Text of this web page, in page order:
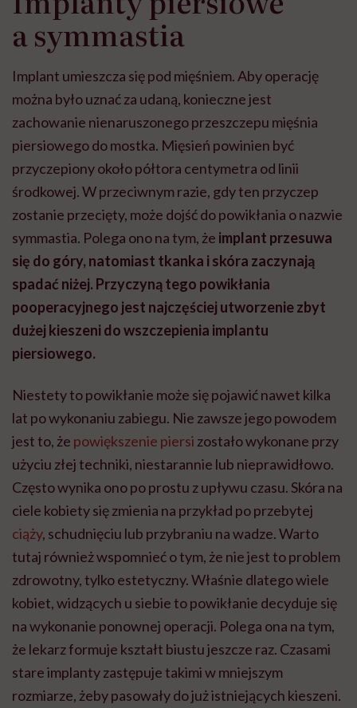
a symmastia
Implant umieszcza się pod mięśniem. Aby operację
można było uznać za udaną, konieczne jest
zachowanie nienaruszonego przeszczepu mięśnia
piersiowego do mostka. Mięsień powinien być
przyczepiony około półtora centymetra od linii
środkowej. W przeciwnym razie, gdy ten przyczep
zostanie przecięty, może dojść do powikłania o nazwie
symmastia. Polega ono na tym, że implant przesuwa
się do góry, natomiast tkanka i skóra zaczynają
spadać niżej. Przyczyną tego powikłania
pooperacyjnego jest najczęściej utworzenie zbyt
dużej kieszeni do wszczepienia implantu
piersiowego.
Niestety to powikłanie może się pojawić nawet kilka
lat po wykonaniu zabiegu. Nie zawsze jego powodem
jest to, że powiększenie piersi zostało wykonane przy
użyciu złej techniki, niestarannie lub nieprawidłowo.
Często wynika ono po prostu z upływu czasu. Skóra na
ciele kobiety się zmienia na przykład po przebytej
ciąży, schudnięciu lub przybraniu na wadze. Warto
tutaj również wspomnieć o tym, że nie jest to problem
zdrowotny, tylko estetyczny. Właśnie dlatego wiele
kobiet, widzących u siebie to powikłanie decyduje się
na wykonanie ponownej operacji. Polega ona na tym,
że lekarz formuje kształt biustu jeszcze raz. Czasami
stare implanty zastępuje takimi w mniejszym
rozmiarze, żeby pasowały do już istniejących kieszeni.